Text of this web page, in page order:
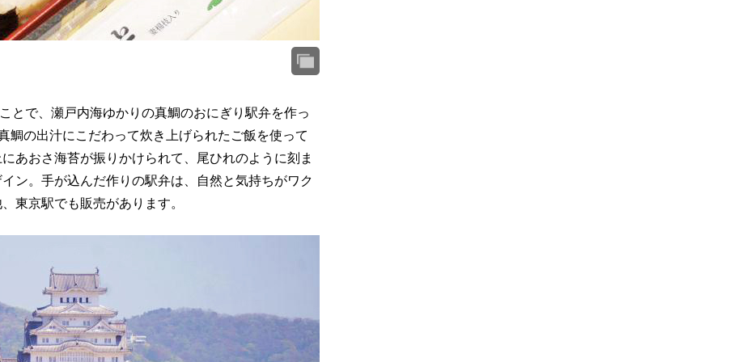
とで、瀬戸内海ゆかりの真鯛のおにぎり駅弁を作っ
鯛の出汁にこだわって炊き上げられたご飯を使って
あおさ海苔が振りかけられて、尾ひれのように刻ま
ン。手が込んだ作りの駅弁は、自然と気持ちがワク
東京駅でも販売があります。